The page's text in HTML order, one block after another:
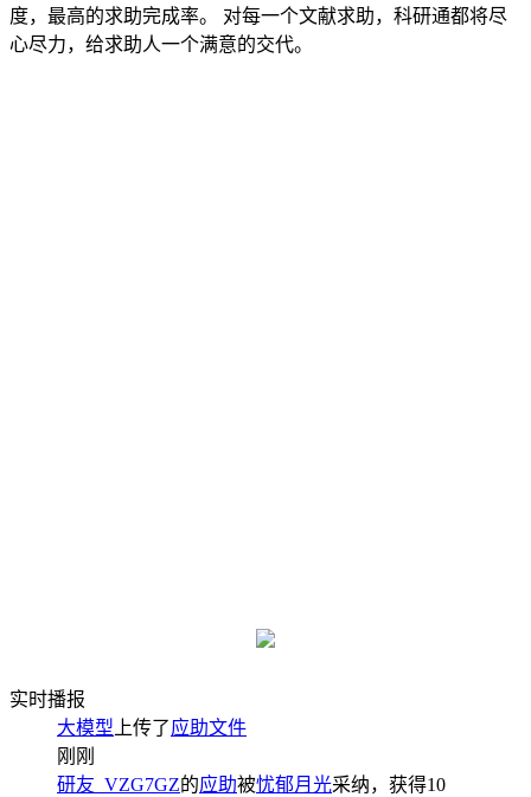
度，最高的求助完成率。 对每一个文献求助，科研通都将尽
心尽力，给求助人一个满意的交代。
实时播报
大模型 上传了应助文件
刚刚
研友_VZG7GZ的应助被忧郁月光采纳，获得10